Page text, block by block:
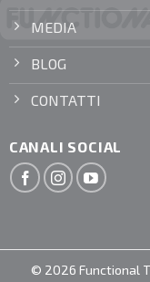
MEDIA
BLOG
CONTATTI
CANALI SOCIAL
© 2026 Functional